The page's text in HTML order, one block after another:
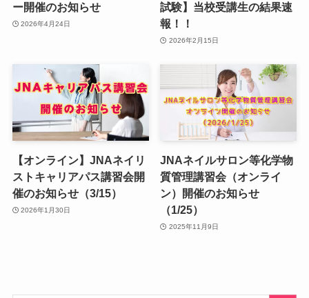
ー開催のお知らせ
2026年4月24日
試験】当校受講生の結果速
報！！
2026年2月15日
【オンライン】JNAネイリ
ストキャリアパス講習会開
催のお知らせ（3/15）
2026年1月30日
JNAネイルサロン等化学物
質管理講習会（オンライ
ン）開催のお知らせ
（1/25）
2025年11月9日